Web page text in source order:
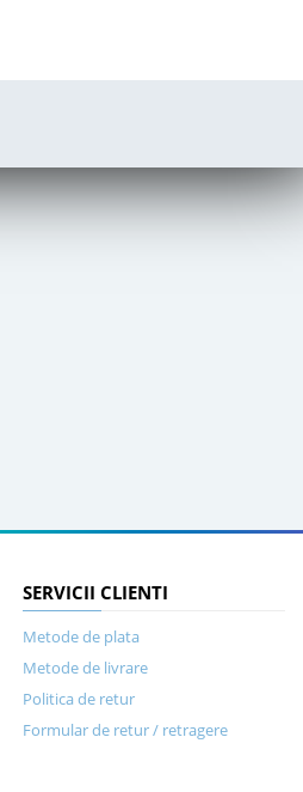
SERVICII CLIENTI
Metode de plata
Metode de livrare
Politica de retur
Formular de retur / retragere